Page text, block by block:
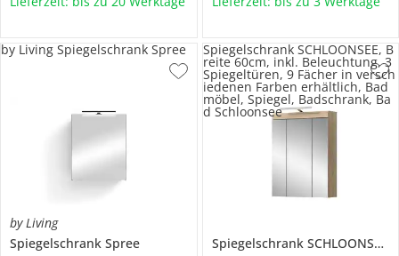
by Living
Spiegelschrank Spree
by Living Spiegelschrank Spree
Spiegelschrank SCHLOONSEE, Breite 60cm, inkl. Beleuchtung, 3 Spiegeltüren, 9 Fächer in verschiedenen Farben erhältlich, Badmöbel, Spiegel, Badschrank, Bad
Spiegelschrank SCHLOONSEE, B
reite 60cm, inkl. Beleuchtung, 3
Spiegeltüren, 9 Fächer in versch
iedenen Farben erhältlich, Bad
möbel, Spiegel, Badschrank, Ba
d Schloonsee